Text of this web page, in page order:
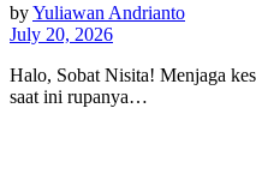
byYuliawan Andrianto
July 20, 2026
Halo, Sobat Nisita! Menjaga
saat ini rupanya…